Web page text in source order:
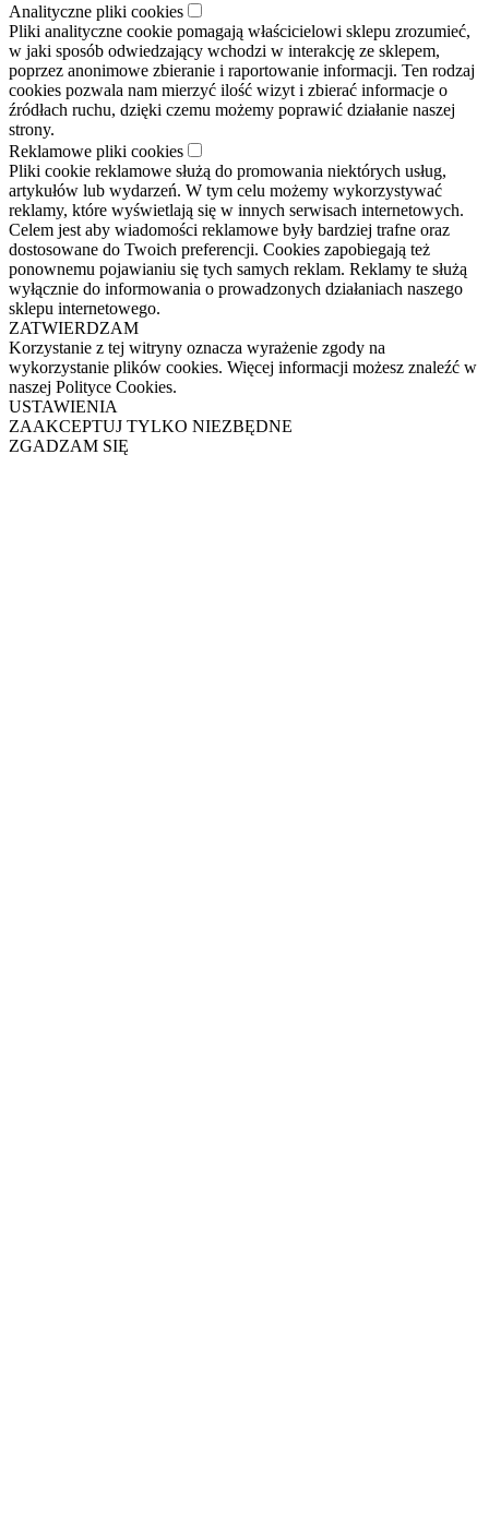
Analityczne pliki cookies
Pliki analityczne cookie pomagają właścicielowi sklepu zrozumieć,
w jaki sposób odwiedzający wchodzi w interakcję ze sklepem,
poprzez anonimowe zbieranie i raportowanie informacji. Ten rodzaj
cookies pozwala nam mierzyć ilość wizyt i zbierać informacje o
źródłach ruchu, dzięki czemu możemy poprawić działanie naszej
strony.
Reklamowe pliki cookies
Pliki cookie reklamowe służą do promowania niektórych usług,
artykułów lub wydarzeń. W tym celu możemy wykorzystywać
reklamy, które wyświetlają się w innych serwisach internetowych.
Celem jest aby wiadomości reklamowe były bardziej trafne oraz
dostosowane do Twoich preferencji. Cookies zapobiegają też
ponownemu pojawianiu się tych samych reklam. Reklamy te służą
wyłącznie do informowania o prowadzonych działaniach naszego
sklepu internetowego.
ZATWIERDZAM
Korzystanie z tej witryny oznacza wyrażenie zgody na
wykorzystanie plików cookies. Więcej informacji możesz znaleźć w
naszej Polityce Cookies.
USTAWIENIA
ZAAKCEPTUJ TYLKO NIEZBĘDNE
ZGADZAM SIĘ